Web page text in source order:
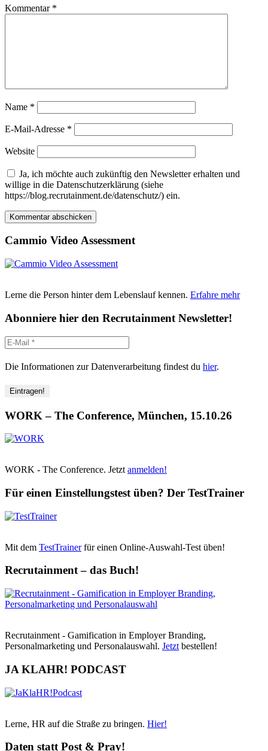
Kommentar *
Name *
E-Mail-Adresse *
Website
Ja, ich möchte auch zukünftig den Newsletter erhalten und
willige in die Datenschutzerklärung (siehe
https://blog.recrutainment.de/datenschutz/) ein.
Cammio Video Assessment
Lerne die Person hinter dem Lebenslauf kennen. Erfahre mehr
Abonniere hier den Recrutainment Newsletter!
Die Informationen zur Datenverarbeitung findest du hier.
WORK – The Conference, München, 15.10.26
WORK - The Conference. Jetzt anmelden!
Für einen Einstellungstest üben? Der TestTrainer
Mit dem TestTrainerfür einen Online-Auswahl-Test üben!
Recrutainment – das Buch!
Recrutainment - Gamification in Employer Branding,
Personalmarketing und Personalauswahl. Jetzt bestellen!
JA KLAHR! PODCAST
Lerne, HR auf die Straße zu bringen. Hier!
Daten statt Post & Pray!